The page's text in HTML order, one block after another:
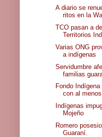
A diario se
ritos en la
TCO pasan a
Territorios
Varias ONG
a indígenas
Servidumbre
familias
Fondo
con al
Indígenas
Mojeño
Romero
Guaraní.